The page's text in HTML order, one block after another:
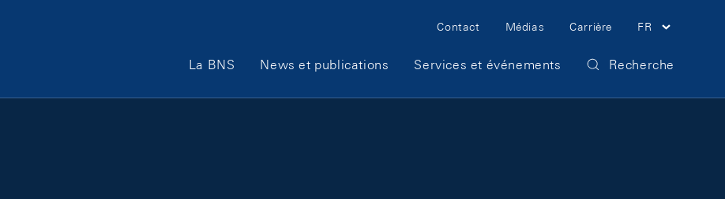
Meta Navigation
Contact Médias Carrière FR
Main Navigation
La BNS News et publications Services et événements Recherche